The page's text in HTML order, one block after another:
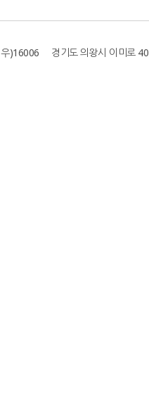
우)16006 경기도 의왕시 이미로